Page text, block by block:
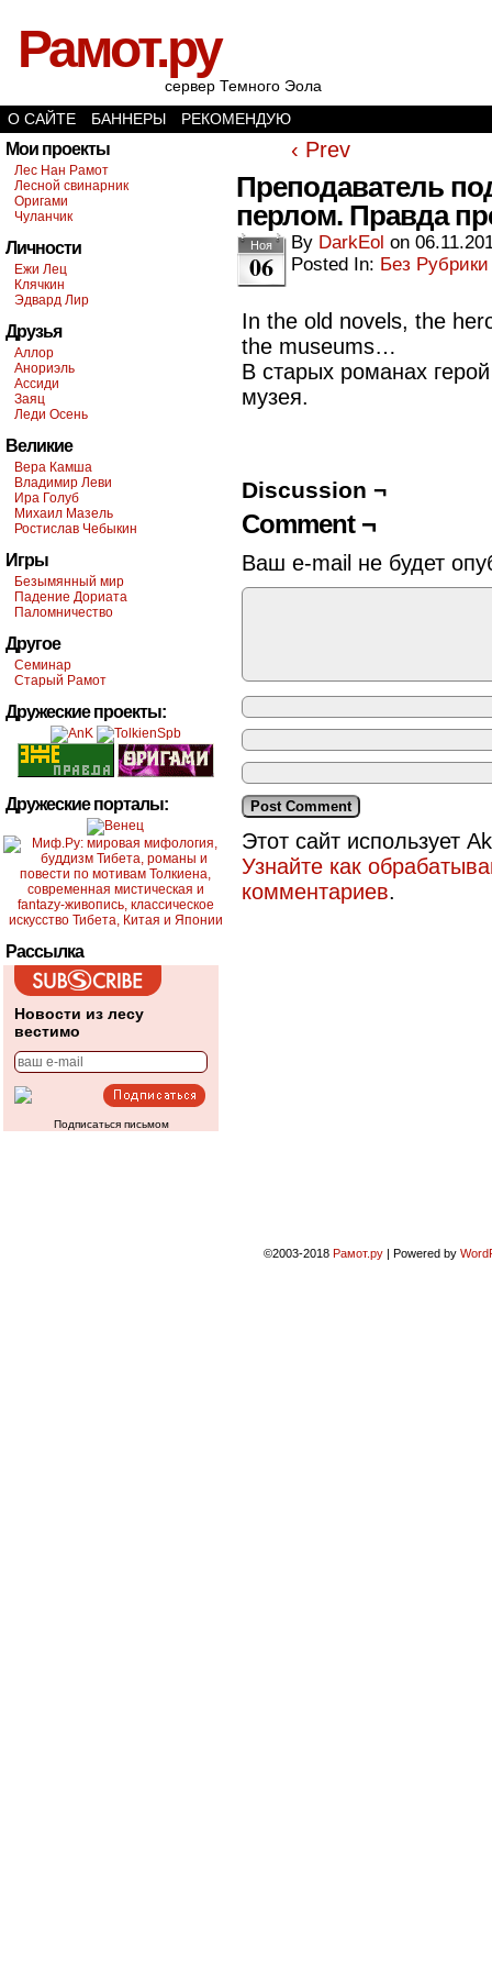
Рамот.ру
сервер Темного Эола
О САЙТЕ
БАННЕРЫ РЕКОМЕНДУЮ
Мои проекты
Лес Нан Рамот
Лесной свинарник
Оригами
Чуланчик
Личности
Ежи Лец
Клячкин
Эдвард Лир
Друзья
Аллор
Анориэль
Ассиди
Заяц
Леди Осень
Великие
Вера Камша
Владимир Леви
Ира Голуб
Михаил Мазель
Ростислав Чебыкин
Игры
Безымянный мир
Падение Дориата
Паломничество
Другое
Семинар
Старый Рамот
Дружеские проекты:
Дружеские порталы:
Рассылка
Новости из лесу
вестимо
Подписаться письмом
‹ Prev
Преподаватель
перлом. Правда
Ноя
06
By DarkEol on
Posted In: Без Рубрики
In the old novels, the
the museums…
В старых романах
музея.
Discussion ¬
Comment ¬
Ваш e-mail не будет
Этот сайт использует
Узнайте как
комментариев.
©2003-2018 Рамот.ру | Powered by